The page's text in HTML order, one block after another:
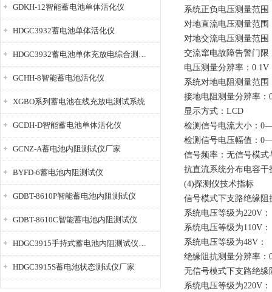
GDKH-12智能蓄电池单体活化仪
HDGC3932蓄电池单体活化仪
HDGC3932蓄电池单体充放电综合测试仪
GCHH-8智能蓄电池活化仪
XGBO系列蓄电池在线充放电测试系统
GCDH-D智能蓄电池单体活化仪
GCNZ-A蓄电池内阻测试仪厂家
BYFD-6蓄电池内阻测试仪
GDBT-8610P智能蓄电池内阻测试仪
GDBT-8610C智能蓄电池内阻测试仪
HDGC3915手持式蓄电池内阻测试仪厂家
HDGC3915S蓄电池状态测试仪厂家
系统正负电压测量范
对地直流电压测量范
对地交流电压测量范
交流窜电故障告警门限
电压测量分辨率：0.1V
系统对地电阻测量范
接地电阻测量分辨率：
显示方式：LCD
检测信号电流大小：
检测信号电压幅值：
信号频率：无信号模式
抗直流系统分布电容干
(4)探测仪技术指标
信号模式下支路绝缘阻
系统电压等级为220V
系统电压等级为110V
系统电压等级为48V
绝缘阻抗测量分辨率：
无信号模式下支路绝缘
系统电压等级为220V